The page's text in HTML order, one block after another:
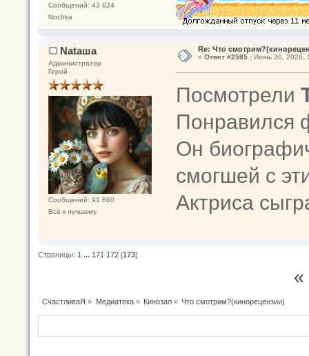
Сообщений: 43 824
Nochka
Nataшa
Администратор
Герой
Сообщений: 91 860
Всё к лучшему
Re: Что
« Ответ #2585 :Июнь 30, 2026,
Посмотрели
Понравился
Он
смогшей с
Актриса
Страницы: 1 ... 171 172 [173]
СчастливаЯ » Медиатека» Кинозал» Что смотрим?(кинорецензии)